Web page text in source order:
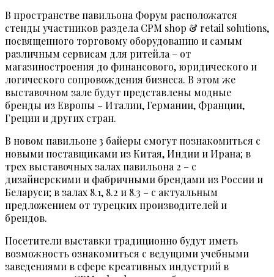
В пространстве павильона Форум расположатся
стенды участников раздела CPM shop & retail solutions,
посвященного торговому оборудованию и самым
различным сервисам для ритейла – от
магазиностроения до финансового, юридического и
логического сопровождения бизнеса. В этом же
выставочном зале будут представлены модные
бренды из Европы – Италии, Германии, Франции,
Греции и других стран.
В новом павильоне 3 байеры смогут познакомиться с
новыми поставщиками из Китая, Индии и Ирана; в
трех выставочных залах павильона 2 – с
дизайнерскими и фабричными брендами из России и
Беларуси; в залах 8.1, 8.2 и 8.3 – с актуальным
предложением от турецких производителей и
брендов.
Посетители выставки традиционно будут иметь
возможность ознакомиться с ведущими учебными
заведениями в сфере креативных индустрий в